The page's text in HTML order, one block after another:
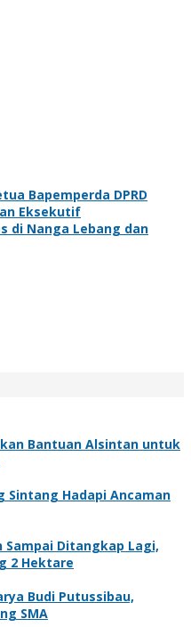
Bapemperda DPRD
Eksekutif
di Nanga Lebang dan
Bantuan Alsintan untuk
Sintang Hadapi Ancaman
Sampai Ditangkap Lagi,
2 Hektare
Budi Putussibau,
SMA